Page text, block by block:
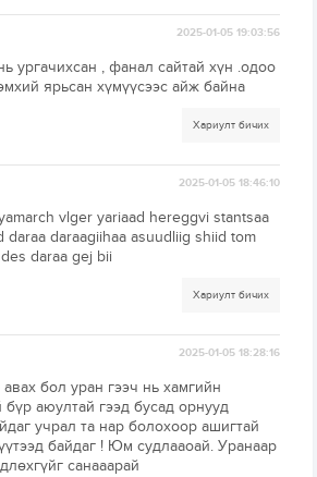
2025-01-05 19:03:56
ургачихсан , фанал сайтай хүн .одоо
ярьсан хүмүүсээс айж байна
Хариулт бичих
2025-01-05 18:46:10
vlger yariaad hereggvi stantsaa
daraagiihaa asuudliig shiid tom
daraa gej bii
Хариулт бичих
2025-01-05 18:28:16
бол уран гээч нь хамгийн
бүр аюултай гээд бусад орнууд
учрал та нар болохоор ашигтай
байдаг ! Юм судлааоай. Уранаар
санааарай